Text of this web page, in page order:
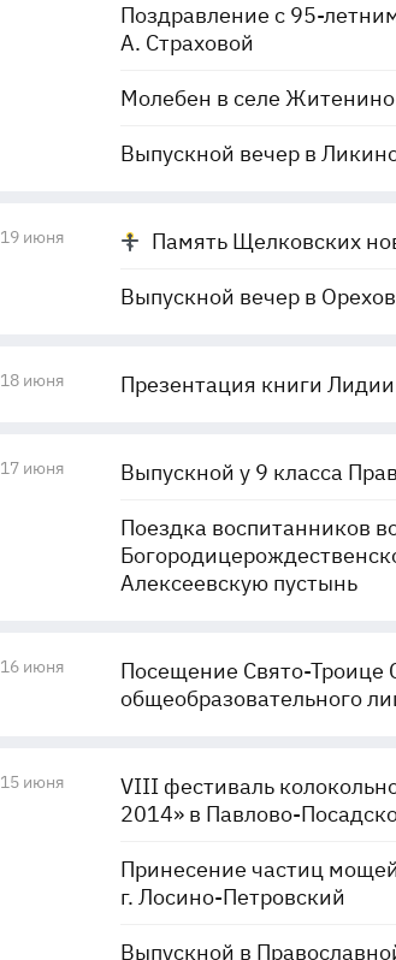
Поздравление с 95-
А. Страховой
Молебен в селе Житенино
Выпускной вечер в
19 июня
Память Щелковских
Выпускной вечер в
18 июня Презентация книги
17 июня
Выпускной у 9 класса
Поездка воспитанников
Алексеевскую пустынь
16 июня
Посещение Свято-Троице
общеобразовательного
15 июня
VIII фестиваль
2014» в Павлово-
Принесение частиц
г. Лосино-Петровский
Выпускной в